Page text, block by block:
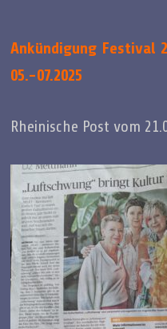
Ankündigung Festival
05.-07.2025
Rheinische Post vom